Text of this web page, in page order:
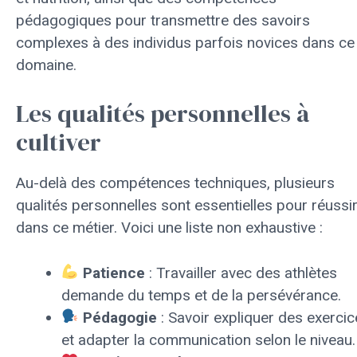
pédagogiques pour transmettre des savoirs
complexes à des individus parfois novices dans ce
domaine.
Les qualités personnelles à
cultiver
Au-delà des compétences techniques, plusieurs
qualités personnelles sont essentielles pour réussir
dans ce métier. Voici une liste non exhaustive :
Patience : Travailler avec des athlètes
demande du temps et de la persévérance.
Pédagogie : Savoir expliquer des
et adapter la communication selon le niveau.